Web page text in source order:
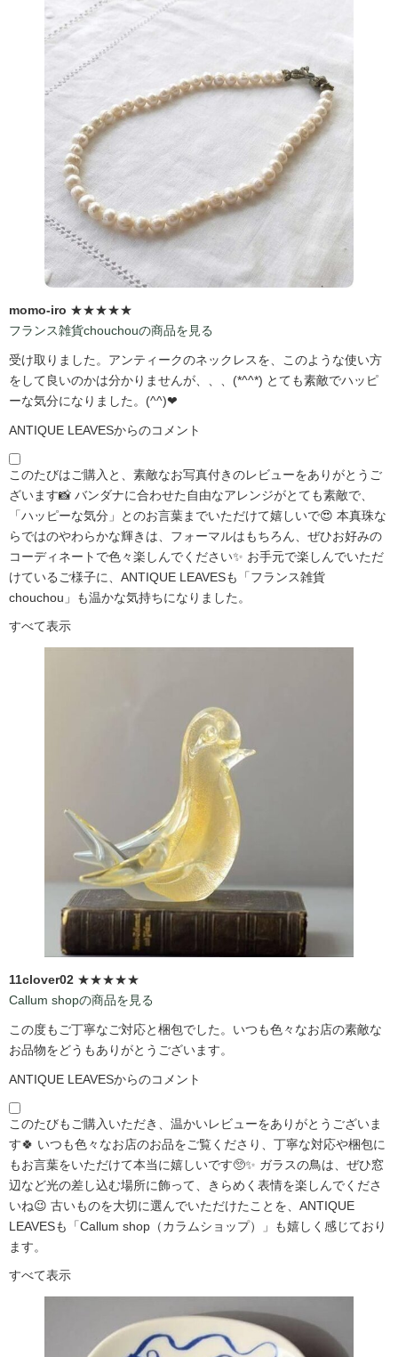
momo-iro ★★★★★
フランス雑貨chouchouの商品を見る
受け取りました。アンティークのネックレスを、このような使い方
をして良いのかは分かりませんが、、、(*^^*) とても素敵でハッピ
ーな気分になりました。(^^)❤
ANTIQUE LEAVESからのコメント
このたびはご購入と、素敵なお写真付きのレビューをありがとうご
ざいます📸 バンダナに合わせた自由なアレンジがとても素敵で、
「ハッピーな気分」とのお言葉までいただけて嬉しいで😍 本真珠な
らではのやわらかな輝きは、フォーマルはもちろん、ぜひお好みの
コーディネートで色々楽しんでください✨ お手元で楽しんでいただ
けているご様子に、ANTIQUE LEAVESも「フランス雑貨
chouchou」も温かな気持ちになりました。
すべて表示
11clover02 ★★★★★
Callum shopの商品を見る
この度もご丁寧なご対応と梱包でした。いつも色々なお店の素敵な
お品物をどうもありがとうございます。
ANTIQUE LEAVESからのコメント
このたびもご購入いただき、温かいレビューをありがとうございま
す🍀 いつも色々なお店のお品をご覧くださり、丁寧な対応や梱包に
もお言葉をいただけて本当に嬉しいです🥺✨ ガラスの鳥は、ぜひ窓
辺など光の差し込む場所に飾って、きらめく表情を楽しんでくださ
いね😉 古いものを大切に選んでいただけたことを、ANTIQUE
LEAVESも「Callum shop（カラムショップ）」も嬉しく感じており
ます。
すべて表示